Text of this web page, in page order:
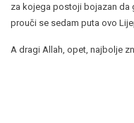
za kojega postoji bojazan da
prouči se sedam puta ovo
A dragi Allah, opet, najbolje